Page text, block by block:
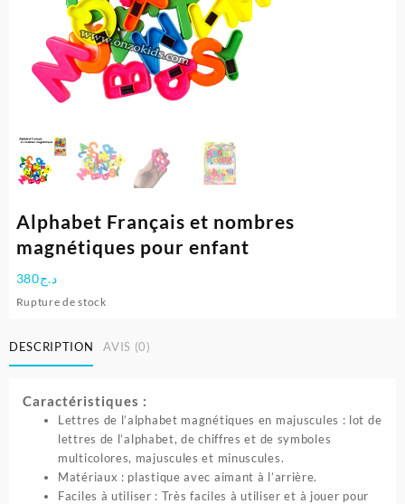
Alphabet Français et nombres
magnétiques pour enfant
د.ج380
Rupture de stock
DESCRIPTION AVIS (0)
Caractéristiques :
Lettres de l’alphabet magnétiques en majuscules : lot de
lettres de l’alphabet, de chiffres et de symboles
multicolores, majuscules et minuscules.
Matériaux : plastique avec aimant à l’arrière.
Faciles à utiliser : Très faciles à utiliser et à jouer pour